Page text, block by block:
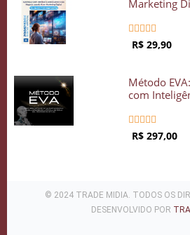
Marketing
    
R$ 29,90
Método
com
    
R$ 297,00
© 2024 TRADE MIDIA. TODOS OS
DESENVOLVIDO POR